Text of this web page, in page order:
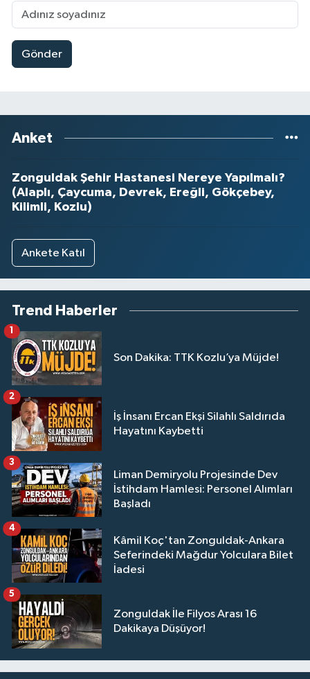
Gönder
Anket
Zonguldak Şehir Hastanesi Nereye Yapılmalı?
(Alaplı, Çaycuma, Devrek, Ereğli, Gökçebey,
Kilimli, Kozlu)
Ankete Katıl
Trend Haberler
Son Dakika: TTK Kozlu’ya Müjde!
1
İş İnsanı Ercan Ekşi Silahlı Saldırıda
Hayatını Kaybetti
2
Liman Demiryolu Projesinde Dev
İstihdam Hamlesi: Personel Alımları
Başladı
3
Kâmil Koç'tan Zonguldak-Ankara
Seferindeki Mağdur Yolculara Bilet
İadesi
4
Zonguldak İle Filyos Arası 16
Dakikaya Düşüyor!
5